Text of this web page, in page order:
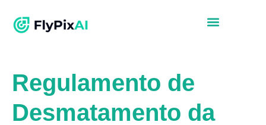
Regulamento de
Desmatamento da